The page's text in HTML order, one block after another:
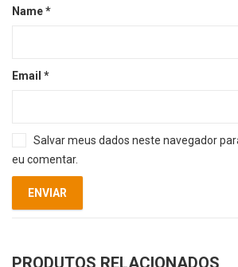
Name*
Email *
Salvar meus dados neste navegador
eu comentar.
PRODUTOS RELACIONADOS